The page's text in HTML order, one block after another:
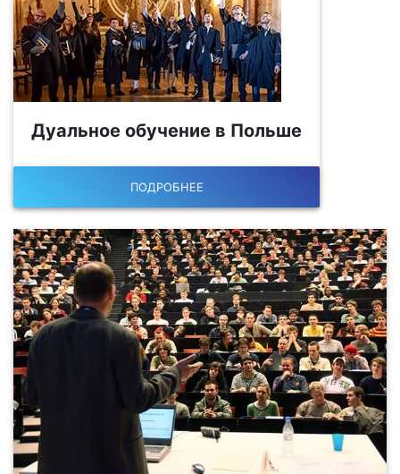
Дуальное обучение в Польше
ПОДРОБНЕЕ